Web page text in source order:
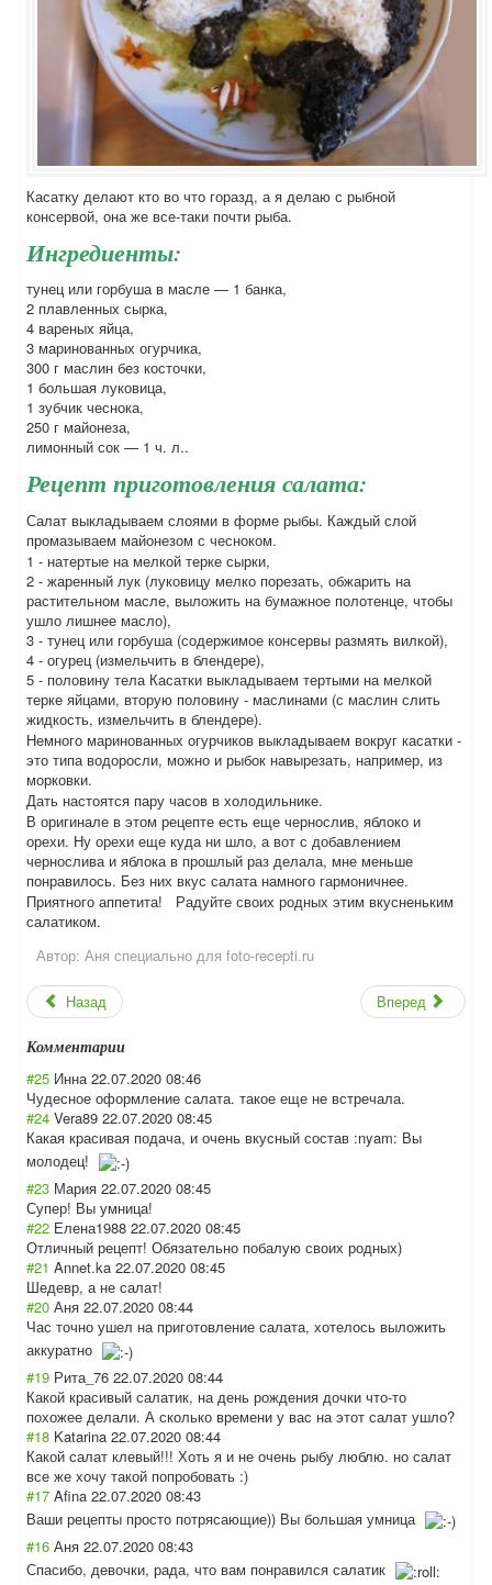
Касатку делают кто во что горазд, а я делаю с рыбной
консервой, она же все-таки почти рыба.
Ингредиенты:
тунец или горбуша в масле — 1 банка,
2 плавленных сырка,
4 вареных яйца,
3 маринованных огурчика,
300 г маслин без косточки,
1 большая луковица,
1 зубчик чеснока,
250 г майонеза,
лимонный сок — 1 ч. л..
Рецепт приготовления салата:
Салат выкладываем слоями в форме рыбы. Каждый слой
промазываем майонезом с чесноком.
1 - натертые на мелкой терке сырки,
2 - жаренный лук (луковицу мелко порезать, обжарить на
растительном масле, выложить на бумажное полотенце, чтобы
ушло лишнее масло),
3 - тунец или горбуша (содержимое консервы размять вилкой),
4 - огурец (измельчить в блендере),
5 - половину тела Касатки выкладываем тертыми на мелкой
терке яйцами, вторую половину - маслинами (с маслин слить
жидкость, измельчить в блендере).
Немного маринованных огурчиков выкладываем вокруг касатки -
это типа водоросли, можно и рыбок навырезать, например, из
морковки.
Дать настоятся пару часов в холодильнике.
В оригинале в этом рецепте есть еще чернослив, яблоко и
орехи. Ну орехи еще куда ни шло, а вот с добавлением
чернослива и яблока в прошлый раз делала, мне меньше
понравилось. Без них вкус салата намного гармоничнее.
Приятного аппетита! Радуйте своих родных этим вкусненьким
салатиком.
Автор: Аня специально для foto-recepti.ru
Назад Вперед
Комментарии
#25 Инна 22.07.2020 08:46
Чудесное оформление салата. такое еще не встречала.
#24 Vera89 22.07.2020 08:45
Какая красивая подача, и очень вкусный состав :nyam: Вы
молодец!
#23 Мария 22.07.2020 08:45
Супер! Вы умница!
#22 Елена1988 22.07.2020 08:45
Отличный рецепт! Обязательно побалую своих родных)
#21 Annet.ka 22.07.2020 08:45
Шедевр, а не салат!
#20 Аня 22.07.2020 08:44
Час точно ушел на приготовление салата, хотелось выложить
аккуратно
#19 Рита_76 22.07.2020 08:44
Какой красивый салатик, на день рождения дочки что-то
похожее делали. А сколько времени у вас на этот салат ушло?
#18 Katarina 22.07.2020 08:44
Какой салат клевый!!! Хоть я и не очень рыбу люблю. но салат
все же хочу такой попробовать :)
#17 Afina 22.07.2020 08:43
Ваши рецепты просто потрясающие)) Вы большая умница
#16 Аня 22.07.2020 08:43
Спасибо, девочки, рада, что вам понравился салатик